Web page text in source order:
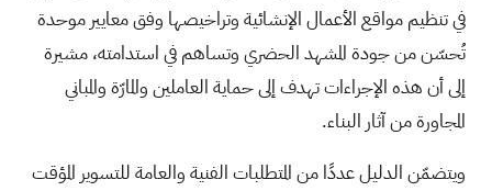
في تنظيم مواقع الأعمال الإنشائية وتراخيصها وفق معايير موحدة
تُحسّن من جودة المشهد الحضري وتساهم في استدامته، مشيرة
إلى أن هذه الإجراءات تهدف إلى حماية العاملين والمارّة والمباني
المجاورة من آثار البناء.
ويتضمّن الدليل عددًا من المتطلبات الفنية والعامة للتسوير المؤقت